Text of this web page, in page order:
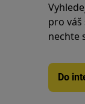
pro váš
nechte
Do